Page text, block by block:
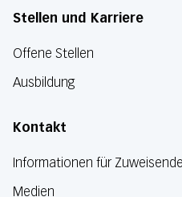
Stellen und Karriere
Offene Stellen
Ausbildung
Kontakt
Informationen für Zuweisende
Medien